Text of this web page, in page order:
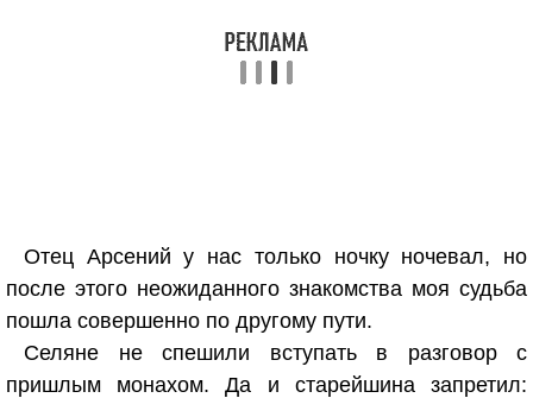
Отец Арсений у нас только ночку ночевал, но
после этого неожиданного знакомства моя судьба
пошла совершенно по другому пути.
Селяне не спешили вступать в разговор с
пришлым монахом. Да и старейшина запретил: